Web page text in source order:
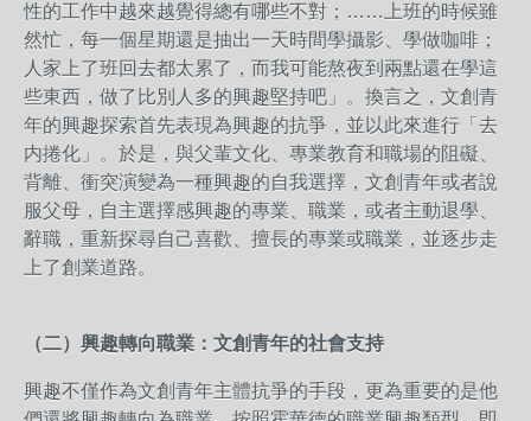
性的工作中越來越覺得總有哪些不對；……上班的時候雖
然忙，每一個星期還是抽出一天時間學攝影、學做咖啡；
人家上了班回去都太累了，而我可能熬夜到兩點還在學這
些東西，做了比別人多的興趣堅持吧」。換言之，文創青
年的興趣探索首先表現為興趣的抗爭，並以此來進行「去
内捲化」。於是，與父輩文化、專業教育和職場的阻礙、
背離、衝突演變為一種興趣的自我選擇，文創青年或者說
服父母，自主選擇感興趣的專業、職業，或者主動退學、
辭職，重新探尋自己喜歡、擅長的專業或職業，並逐步走
上了創業道路。
（二）興趣轉向職業：文創青年的社會支持
興趣不僅作為文創青年主體抗爭的手段，更為重要的是他